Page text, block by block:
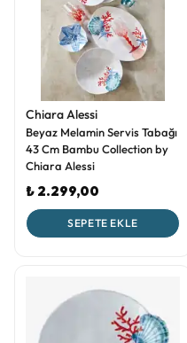
Chiara Alessi
Beyaz Melamin Servis Tabağı
43 Cm Bambu Collection by
Chiara Alessi
₺ 2.299,00
SEPETE EKLE